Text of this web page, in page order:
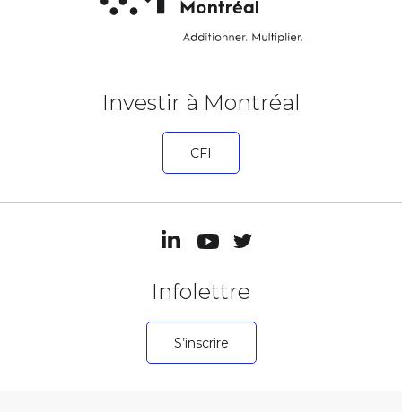
Investir à Montréal
CFI
Infolettre
S’inscrire